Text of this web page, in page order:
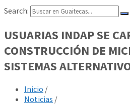
Search:
USUARIAS INDAP SE
CONSTRUCCIÓN DE
SISTEMAS
Inicio /
Noticias /